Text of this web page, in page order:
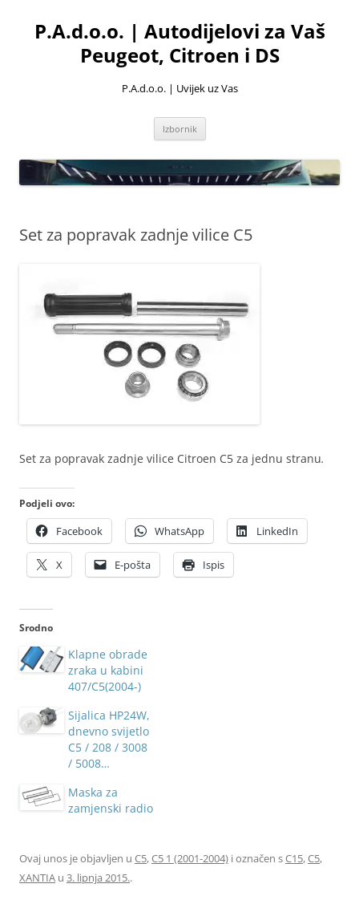
sadržaja
P.A.d.o.o. | Autodijelovi za Vaš
Peugeot, Citroen i DS
P.A.d.o.o. | Uvijek uz Vas
Izbornik
Set za popravak zadnje vilice C5
Set za popravak zadnje vilice Citroen C5 za jednu stranu.
Podjeli ovo:
Facebook WhatsApp LinkedIn
X E-pošta Ispis
Srodno
Klapne obrade
zraka u kabini
407/C5(2004-)
Sijalica HP24W,
dnevno svijetlo
C5 / 208 / 3008
/ 5008…
Maska za
zamjenski radio
Ovaj unos je objavljen u C5,C5 1 (2001-2004) i označen sC15,C5,
XANTIA u 3. lipnja 2015..